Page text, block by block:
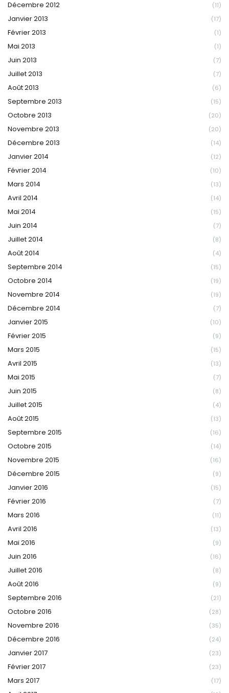
Décembre 2012 (11)
Janvier 2013 (17)
Février 2013 (1)
Mai 2013 (1)
Juin 2013 (7)
Juillet 2013 (7)
Août 2013 (6)
Septembre 2013 (15)
Octobre 2013 (20)
Novembre 2013 (20)
Décembre 2013 (14)
Janvier 2014 (12)
Février 2014 (10)
Mars 2014 (13)
Avril 2014 (14)
Mai 2014 (15)
Juin 2014 (7)
Juillet 2014 (8)
Août 2014 (4)
Septembre 2014 (15)
Octobre 2014 (19)
Novembre 2014 (19)
Décembre 2014 (7)
Janvier 2015 (10)
Février 2015 (9)
Mars 2015 (15)
Avril 2015 (13)
Mai 2015 (7)
Juin 2015 (8)
Juillet 2015 (4)
Août 2015 (13)
Septembre 2015 (16)
Octobre 2015 (14)
Novembre 2015 (16)
Décembre 2015 (9)
Janvier 2016 (15)
Février 2016 (7)
Mars 2016 (11)
Avril 2016 (13)
Mai 2016 (9)
Juin 2016 (16)
Juillet 2016 (8)
Août 2016 (9)
Septembre 2016 (21)
Octobre 2016 (28)
Novembre 2016 (35)
Décembre 2016 (24)
Janvier 2017 (23)
Février 2017 (23)
Mars 2017 (17)